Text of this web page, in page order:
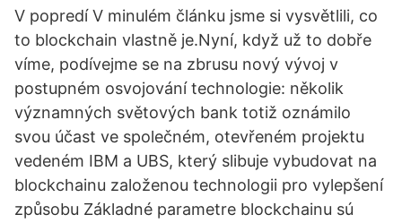
V popredí V minulém článku jsme si vysvětlili, co
to blockchain vlastně je.Nyní, když už to dobře
víme, podívejme se na zbrusu nový vývoj v
postupném osvojování technologie: několik
významných světových bank totiž oznámilo
svou účast ve společném, otevřeném projektu
vedeném IBM a UBS, který slibuje vybudovat na
blockchainu založenou technologii pro vylepšení
způsobu Základné parametre blockchainu sú